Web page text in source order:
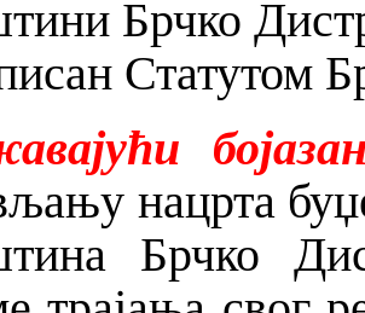
Брчко
Статутом
нацрта
Брчко